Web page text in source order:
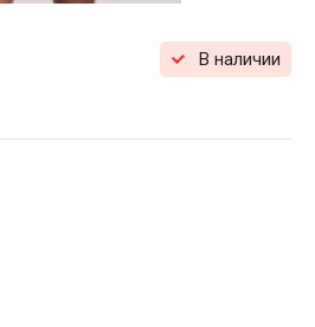
В наличии